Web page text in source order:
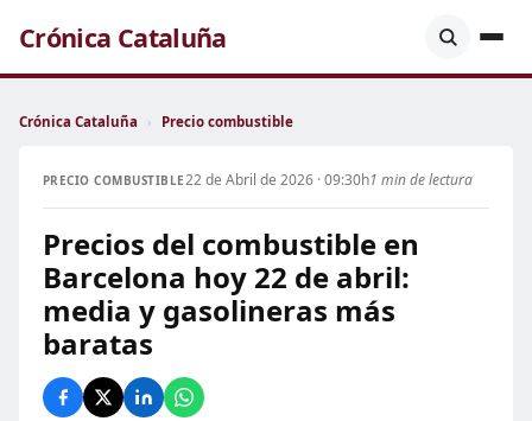
Crónica Cataluña
Crónica Cataluña › Precio combustible
PRECIO COMBUSTIBLE22 de Abril de 2026 · 09:30h1 min de lectura
Precios del combustible en
Barcelona hoy 22 de abril:
media y gasolineras más
baratas